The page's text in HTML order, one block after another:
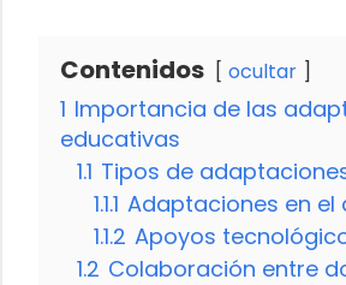
Contenidos ocultar
1 Importancia de las
educativas
1.1 Tipos de
1.1.1 Adaptaciones en el
1.1.2 Apoyos
1.2 Colaboración entre